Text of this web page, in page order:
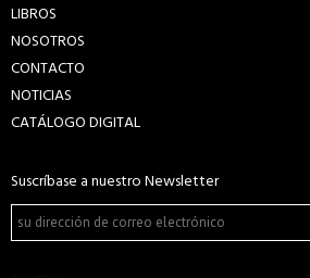
LIBROS
NOSOTROS
CONTACTO
NOTICIAS
CATÁLOGO DIGITAL
Suscríbase a nuestro Newsletter